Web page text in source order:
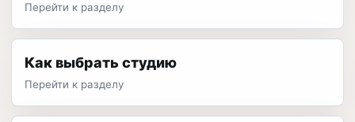
Перейти к разделу
Как выбрать студию
Перейти к разделу